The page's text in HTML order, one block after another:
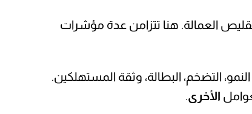
العمالة. هنا تتزامن عدة مؤشرات
التضخم، البطالة، وثقة المستهلكين.
الأخرى.